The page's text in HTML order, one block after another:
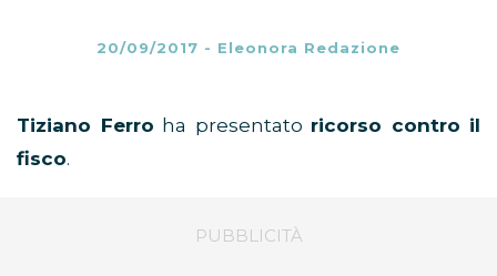
20/09/2017 - Eleonora Redazione
Tiziano Ferro ha presentato ricorso contro il
fisco.